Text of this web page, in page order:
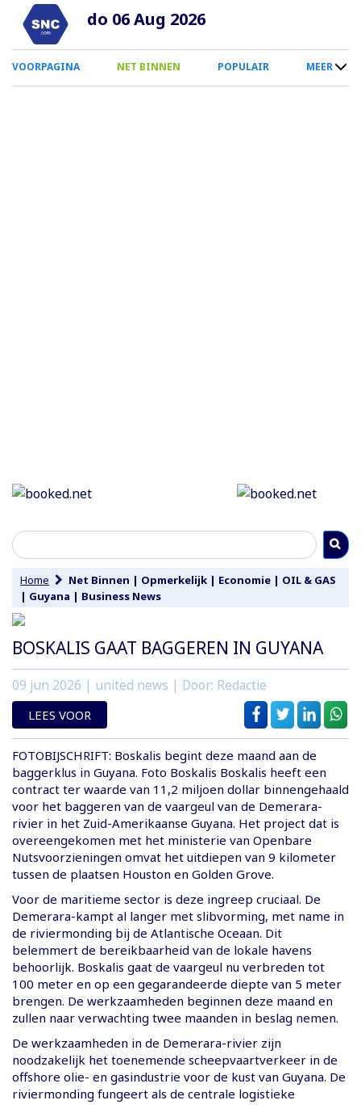
Overslaan
naar
inhoud
do 06 Aug 2026
0
Smartphone
VOORPAGINA NET BINNEN POPULAIR MEER
Home Net Binnen | Opmerkelijk | Economie | OIL & GAS
| Guyana | Business News
BOSKALIS GAAT BAGGEREN IN GUYANA
09 jun 2026 | united news | Door: Redactie
LEES VOOR
FOTOBIJSCHRIFT: Boskalis begint deze maand aan de
baggerklus in Guyana. Foto Boskalis Boskalis heeft een
contract ter waarde van 11,2 miljoen dollar binnengehaald
voor het baggeren van de vaargeul van de Demerara-
rivier in het Zuid-Amerikaanse Guyana. Het project dat is
overeengekomen met het ministerie van Openbare
Nutsvoorzieningen omvat het uitdiepen van 9 kilometer
tussen de plaatsen Houston en Golden Grove.
Voor de maritieme sector is deze ingreep cruciaal. De
Demerara-kampt al langer met slibvorming, met name in
de riviermonding bij de Atlantische Oceaan. Dit
belemmert de bereikbaarheid van de lokale havens
behoorlijk. Boskalis gaat de vaargeul nu verbreden tot
100 meter en op een gegarandeerde diepte van 5 meter
brengen. De werkzaamheden beginnen deze maand en
zullen naar verwachting twee maanden in beslag nemen.
De werkzaamheden in de Demerara-rivier zijn
noodzakelijk het toenemende scheepvaartverkeer in de
offshore olie- en gasindustrie voor de kust van Guyana. De
riviermonding fungeert als de centrale logistieke